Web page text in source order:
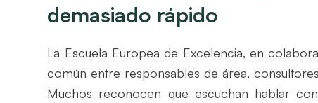
demasiado rápido
La Escuela Europea de Excelencia, en
común entre responsables de área,
Muchos reconocen que escuchan hablar